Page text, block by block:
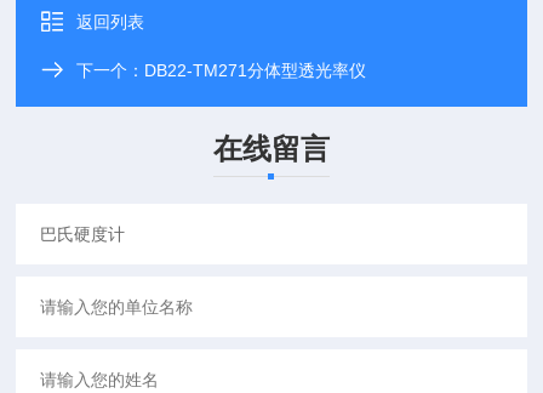
返回列表
下一个： DB22-TM271分体型透光率仪
在线留言